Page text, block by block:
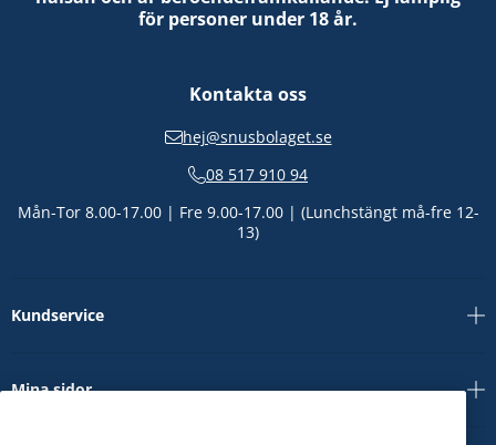
för personer under 18 år.
Kontakta oss
hej@snusbolaget.se
08 517 910 94
Mån-Tor 8.00-17.00 | Fre 9.00-17.00 | (Lunchstängt må-fre 12-
13)
Kundservice
Mina sidor